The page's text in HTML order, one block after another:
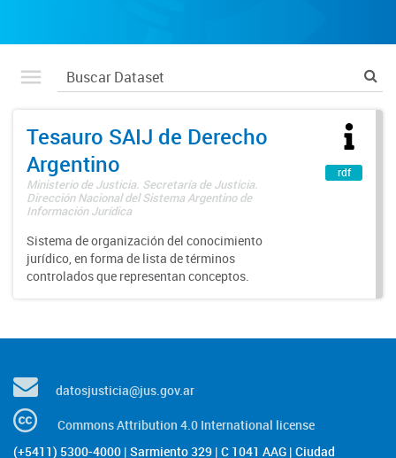
Tesauro SAIJ de Derecho
Argentino
Ministerio de Justicia. Secretaría de Justicia.
Dirección Nacional del Sistema Argentino de
Información Jurídica
Sistema de organización del conocimiento
jurídico, en forma de lista de términos
controlados que representan conceptos.
rdf
datosjusticia@jus.gov.ar
Commons Attribution 4.0 International license
(+5411) 5300-4000 | Sarmiento 329 | C 1041 AAG | Ciudad